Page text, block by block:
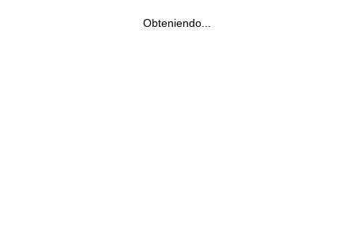
Obteniendo...